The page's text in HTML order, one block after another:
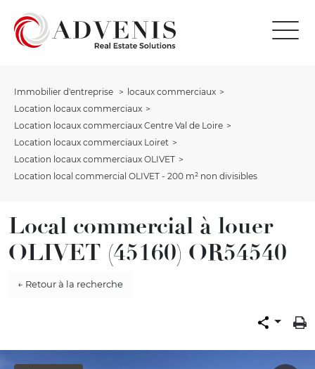
Immobilier d'entreprise
locaux commerciaux
Location locaux commerciaux
Location locaux commerciaux Centre Val de Loire
Location locaux commerciaux Loiret
Location locaux commerciaux OLIVET
Location local commercial OLIVET - 200 m² non divisibles
Local commercial à louer
OLIVET (45160) OR54540
← Retour à la recherche